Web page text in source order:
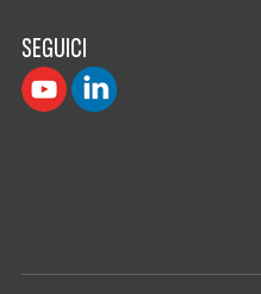
SEGUICI